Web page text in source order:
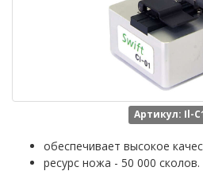
Артикул: Il-
обеспечивает высокое
ресурс ножа - 50 000 сколов.